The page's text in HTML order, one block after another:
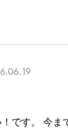
です。 今